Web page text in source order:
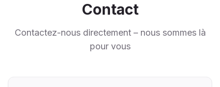
Contact
Contactez-nous directement – nous sommes là
pour vous